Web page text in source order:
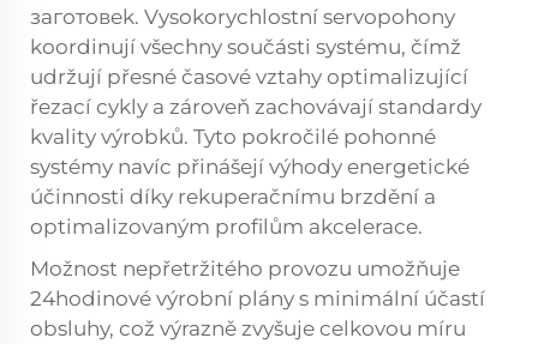
заготовek. Vysokorychlostní servopohony
koordinují všechny součásti systému, čímž
udržují přesné časové vztahy optimalizující
řezací cykly a zároveň zachovávají standardy
kvality výrobků. Tyto pokročilé pohonné
systémy navíc přinášejí výhody energetické
účinnosti díky rekuperačnímu brzdění a
optimalizovaným profilům akcelerace.
Možnost nepřetržitého provozu umožňuje
24hodinové výrobní plány s minimální účastí
obsluhy, což výrazně zvyšuje celkovou míru